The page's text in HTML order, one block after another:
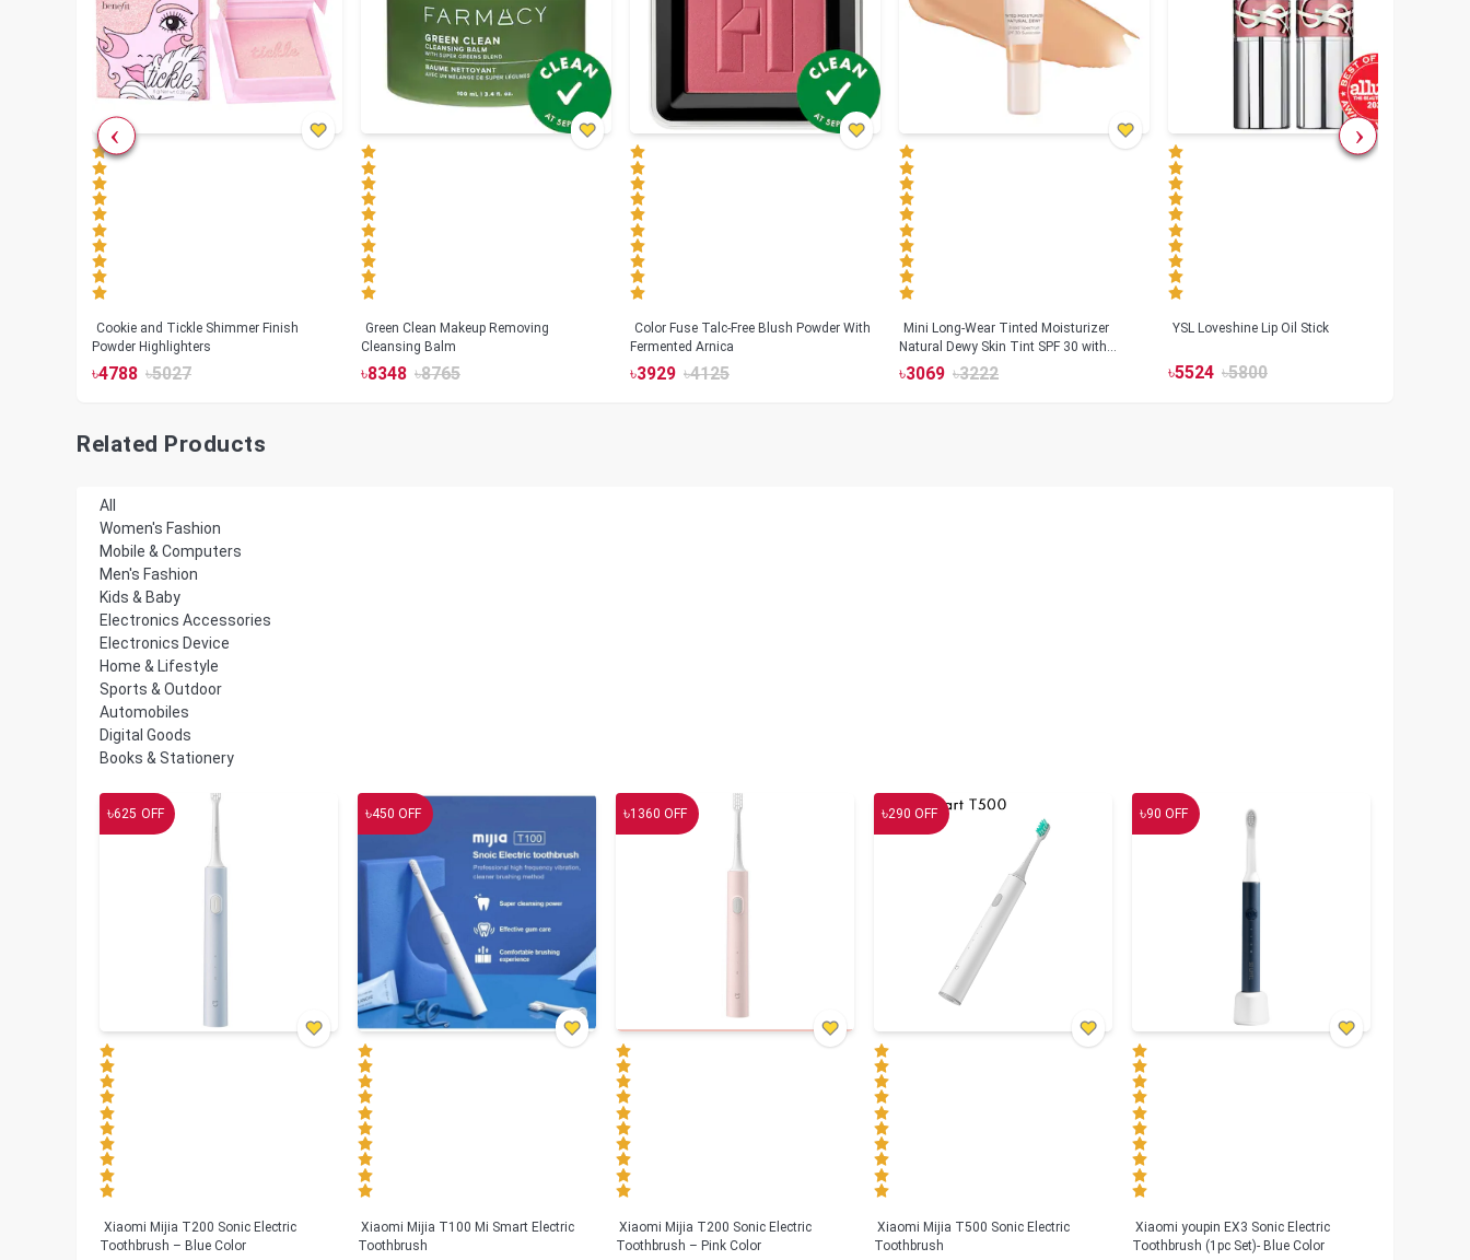
Cookie and Tickle Shimmer Finish
Powder Highlighters
৳4788 ৳5027
Green Clean Makeup Removing
Cleansing Balm
৳8348 ৳8765
Color Fuse Talc-Free Blush Powder With
Fermented Arnica
৳3929 ৳4125
Mini Long-Wear Tinted Moisturizer
Natural Dewy Skin Tint SPF 30 with
Hyaluronic Acid
৳3069 ৳3222
YSL Loveshine Lip Oil Stick
৳5524 ৳5800
Related Products
All
Women's Fashion
Mobile & Computers
Men's Fashion
Kids & Baby
Electronics Accessories
Electronics Device
Home & Lifestyle
Sports & Outdoor
Automobiles
Digital Goods
Books & Stationery
৳625 OFF
Xiaomi Mijia T200 Sonic Electric
Toothbrush – Blue Color
৳450 OFF
Xiaomi Mijia T100 Mi Smart Electric
Toothbrush
৳1360 OFF
Xiaomi Mijia T200 Sonic Electric
Toothbrush – Pink Color
৳290 OFF
Xiaomi Mijia T500 Sonic Electric
Toothbrush
৳90 OFF
Xiaomi youpin EX3 Sonic Electric
Toothbrush (1pc Set)- Blue Color